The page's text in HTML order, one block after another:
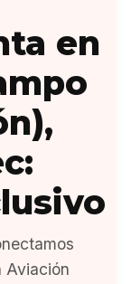
en
Aviación